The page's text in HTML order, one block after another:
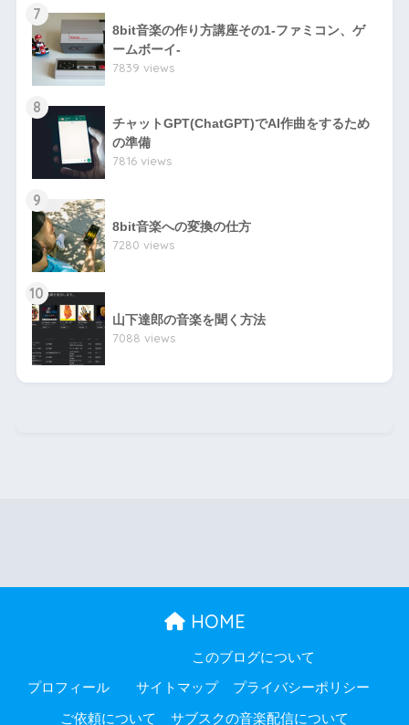
7
8bit音楽の作り方講座その1-ファミコン、ゲ
ームボーイ-
7839 views
8
チャットGPT(ChatGPT)でAI作曲をするため
の準備
7816 views
9
8bit音楽への変換の仕方
7280 views
10
山下達郎の音楽を聞く方法
7088 views
HOME
プロフィール
このブログについて
サイトマップ プライバシーポリシー
ご依頼について サブスクの音楽配信について